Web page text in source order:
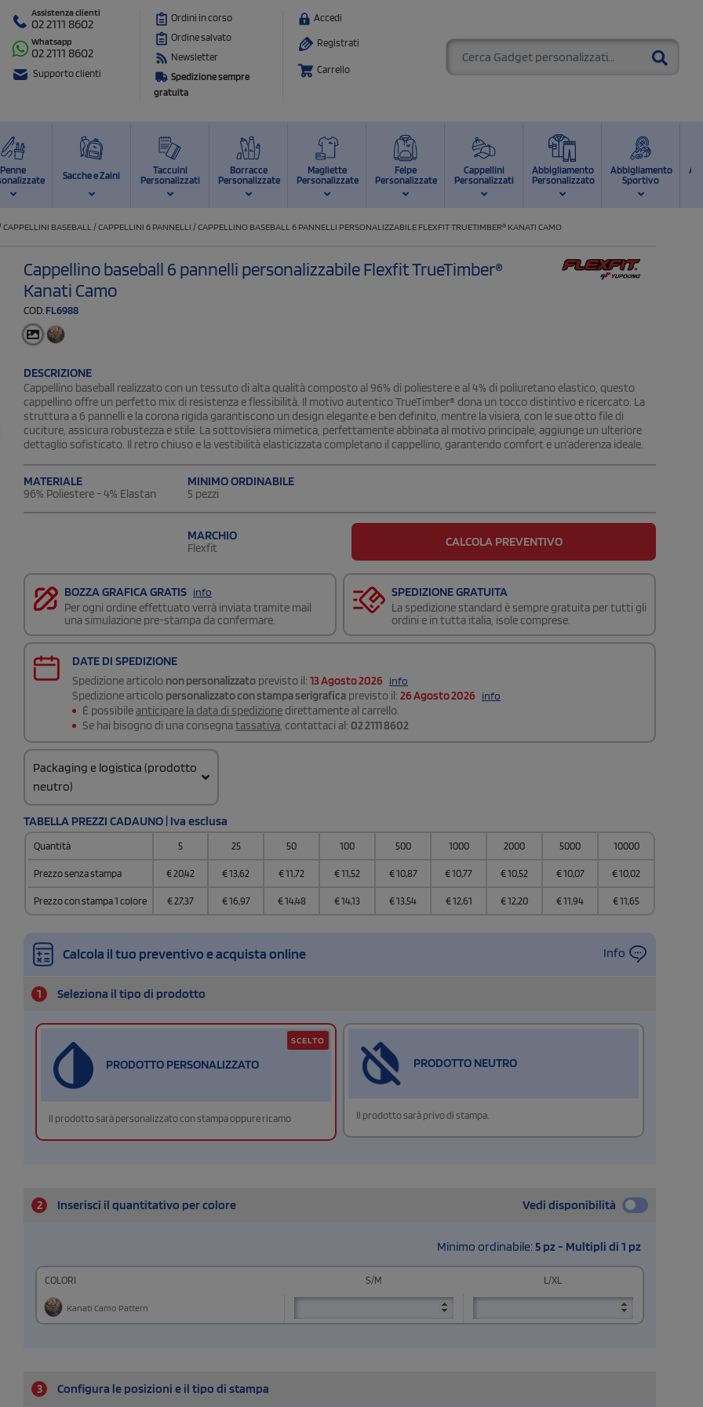
Assistenza clienti
02 2111 8602
Whatsapp
02 2111 8602
Supporto clienti
Ordini in corso
Ordine salvato
Newsletter
Spedizione sempre
gratuita
Accedi
Registrati
Carrello
Penne
Sacche e Zaini
Taccuini
Personalizzati
Borracce
Personalizzate
Magliette
Personalizzate
Felpe
Personalizzate
Cappellini
Personalizzati
Abbigliamento
Personalizzato
Abbigliamento
Sportivo
CAPPELLINI BASEBALL /CAPPELLINI 6 PANNELLI /CAPPELLINO BASEBALL 6 PANNELLI PERSONALIZZABILE FLEXFIT TRUETIMBER® KANATI CAMO
Cappellino baseball 6 pannelli personalizzabile Flexfit TrueTimber®
Kanati Camo
COD. FL6988
DESCRIZIONE
Cappellino baseball realizzato con un tessuto di alta qualità composto al 96% di poliestere e al 4% di poliuretano elastico, questo
cappellino offre un perfetto mix di resistenza e flessibilità. Il motivo autentico TrueTimber® dona un tocco distintivo e ricercato. La
struttura a 6 pannelli e la corona rigida garantiscono un design elegante e ben definito, mentre la visiera, con le sue otto file di
cuciture, assicura robustezza e stile. La sottovisiera mimetica, perfettamente abbinata al motivo principale, aggiunge un ulteriore
dettaglio sofisticato. Il retro chiuso e la vestibilità elasticizzata completano il cappellino, garantendo comfort e un’aderenza ideale.
MATERIALE
96% Poliestere - 4% Elastan
MINIMO ORDINABILE
5 pezzi
MARCHIO
Flexfit CALCOLA PREVENTIVO
BOZZA GRAFICA GRATIS info
Per ogni ordine effettuato verrà inviata tramite mail
una simulazione pre-stampa da confermare.
SPEDIZIONE GRATUITA
La spedizione standard è sempre gratuita per tutti gli
ordini e in tutta italia, isole comprese.
DATE DI SPEDIZIONE
Spedizione articolo non personalizzato previsto il: 13 Agosto 2026 info
Spedizione articolo personalizzato con stampa serigrafica previsto il: 26 Agosto 2026 info
É possibileanticipare la data di spedizionedirettamente al carrello.
Se hai bisogno di una consegnatassativa , contattaci al: 02 2111 8602
Packaging e logistica (prodotto
neutro)
Quantità per scatola
72
TABELLA PREZZI CADAUNO | Iva esclusa
Quantità 5 25 50 100 500 1000 2000 5000 10000
Prezzo senza stampa €20,42 €13,62 €11,72 €11,52 €10,87 €10,77 €10,52 €10,07 €10,02
Prezzo con stampa 1 colore €27,37 €16,97 €14,48 €14,13 €13,54 €12,61 €12,20 €11,94 €11,65
Calcola il tuo preventivo e acquista online Info
1 Seleziona il tipo di prodotto
PRODOTTO PERSONALIZZATO
Il prodotto sarà personalizzato con stampa oppure ricamo
SCELTO
PRODOTTO NEUTRO
Il prodotto sarà privo di stampa.
2 Inserisci il quantitativo per colore Vedi disponibilità
Minimo ordinabile: 5 pz - Multipli di 1 pz
COLORI S/M L/XL
Kanati Camo Pattern
3 Configura le posizioni e il tipo di stampa